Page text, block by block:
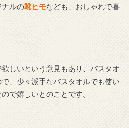
ナルの靴ヒモなども、おしゃれで喜
欲しいという意見もあり、バスタオ
、少々派手なバスタオルでも使い
で嬉しいとのことです。